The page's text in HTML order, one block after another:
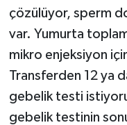
çözülüyor, sperm
var. Yumurta
mikro enjeksiyon
Transferden 12 ya
gebelik testi
gebelik testinin